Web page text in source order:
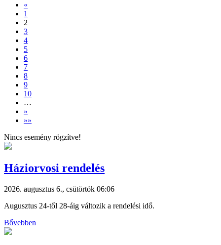
«
1
2
3
4
5
6
7
8
9
10
…
»
»»
Nincs esemény rögzítve!
Háziorvosi rendelés
2026. augusztus 6., csütörtök 06:06
Augusztus 24-től 28-áig változik a rendelési idő.
Bővebben